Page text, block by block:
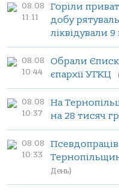
08.08
11:11
Горіли
добу
ліквідували
08.08
10:44
Обрали
єпархії УГКЦ
08.08
10:37
На
на 28 тисяч
08.08
10:33
День)